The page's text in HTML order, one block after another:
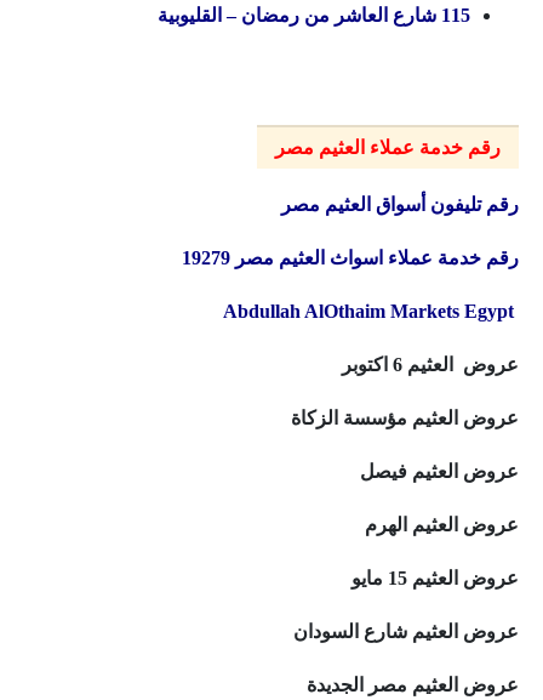
115 شارع العاشر من رمضان – القليوبية
رقم خدمة عملاء العثيم مصر
رقم تليفون أسواق العثيم مصر
رقم خدمة عملاء اسواث العثيم مصر 19279
Abdullah AlOthaim Markets Egypt
عروض العثيم 6 اكتوبر
عروض العثيم مؤسسة الزكاة
عروض العثيم فيصل
عروض العثيم الهرم
عروض العثيم 15 مايو
عروض العثيم شارع السودان
عروض العثيم مصر الجديدة